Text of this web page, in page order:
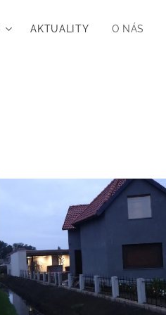
AKTUALITY O NÁS